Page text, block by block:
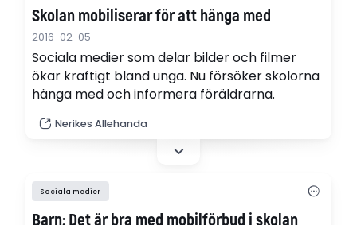
Skolan mobiliserar för att hänga med
2016-02-05
Sociala medier som delar bilder och filmer
ökar kraftigt bland unga. Nu försöker skolorna
hänga med och informera föräldrarna.
Nerikes Allehanda
Sociala medier